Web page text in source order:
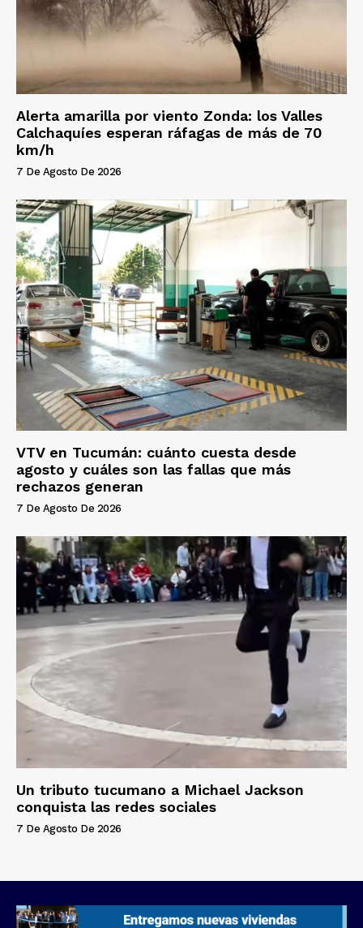
Alerta amarilla por viento Zonda: los Valles
Calchaquíes esperan ráfagas de más de 70
km/h
7 De Agosto De 2026
VTV en Tucumán: cuánto cuesta desde
agosto y cuáles son las fallas que más
rechazos generan
7 De Agosto De 2026
Un tributo tucumano a Michael Jackson
conquista las redes sociales
7 De Agosto De 2026